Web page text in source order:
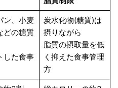
ン、小麦
どの糖質
した食事
炭水化物(糖質)は
摂りながら
脂質の摂取量を低
く抑えた食事管理
方